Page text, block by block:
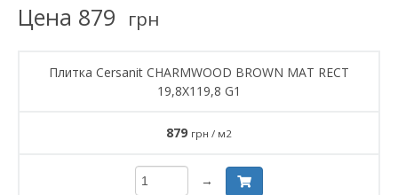
Цена 879 грн
Плитка Cersanit CHARMWOOD BROWN MAT RECT
19,8X119,8 G1
879 грн / м2
→